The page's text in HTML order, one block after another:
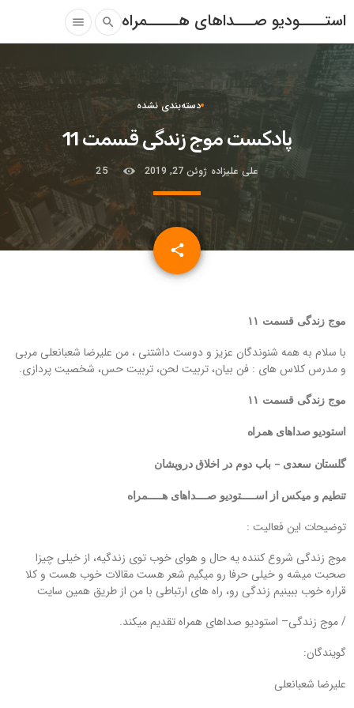
استــــودیو صـــداهای هـــــمراه search
menu
دسته‌بندی نشده
پادکست موج زندگی قسمت 11
علی علیزاده ژوئن 27, 2019 25
share
email
موج زندگی قسمت ۱۱
با سلام به همه شنوندگان عزیز و دوست داشتنی ، من علیرضا شعبانعلی مربی
و مدرس کلاس های : فن بیان، تربیت لحن، تربیت حس، شخصیت پردازی.
موج زندگی قسمت ۱۱
استودیو صداهای همراه
گلستان سعدی – باب دوم در اخلاق درویشان
تنطیم و میکس از اســـــتودیو صــــداهای هـــــمراه
توضیحات این فعالیت :
موج زندگی شروع کننده یه حال و هوای خوب توی زندگیه، از خیلی چیزا
صحبت میشه و خیلی حرفا رو میگیم شعر هست مقالات خوب هست و کلا
قراره خوب ببینیم زندگی رو، راه های ارتباطی با من از طریق همین سایت
/ موج زندگی– استودیو صداهای همراه تقدیم میکند.
گویندگان:
علیرضا شعبانعلی